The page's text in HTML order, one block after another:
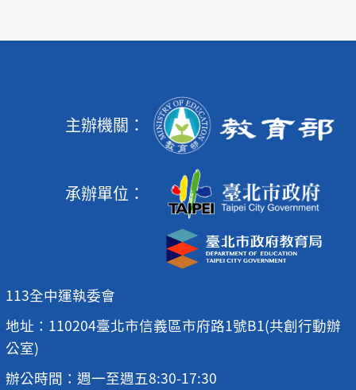
主辦機關：
承辦單位：
113全中運執委會
地址：110204臺北市信義區市府路1號B1(共創行動辦
公室)
辦公時間：週一至週五8:30-17:30